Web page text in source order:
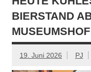
BIERSTAND
MUSEUMSHOF
19. Juni 2026 PJ